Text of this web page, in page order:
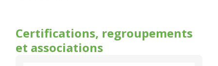
Certifications, regroupements
et associations